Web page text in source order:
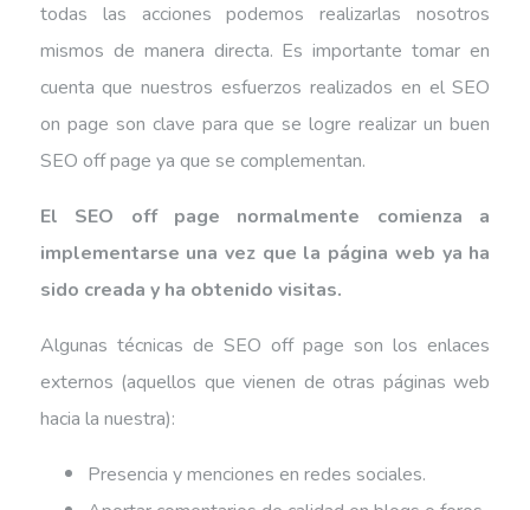
todas las acciones podemos realizarlas nosotros
mismos de manera directa. Es importante tomar en
cuenta que nuestros esfuerzos realizados en el SEO
on page son clave para que se logre realizar un buen
SEO off page ya que se complementan.
El SEO off page normalmente comienza a
implementarse una vez que la página web ya ha
sido creada y ha obtenido visitas.
Algunas técnicas de SEO off page son los enlaces
externos (aquellos que vienen de otras páginas web
hacia la nuestra):
Presencia y menciones en redes sociales.